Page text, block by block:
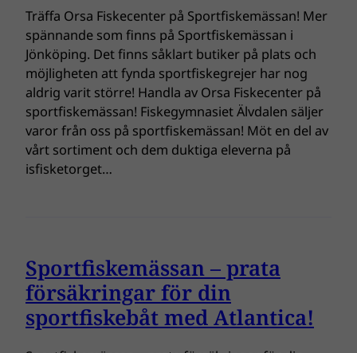
Träffa Orsa Fiskecenter på Sportfiskemässan! Mer
spännande som finns på Sportfiskemässan i
Jönköping. Det finns såklart butiker på plats och
möjligheten att fynda sportfiskegrejer har nog
aldrig varit större! Handla av Orsa Fiskecenter på
sportfiskemässan! Fiskegymnasiet Älvdalen säljer
varor från oss på sportfiskemässan! Möt en del av
vårt sortiment och dem duktiga eleverna på
isfisketorget…
Sportfiskemässan – prata
försäkringar för din
sportfiskebåt med Atlantica!